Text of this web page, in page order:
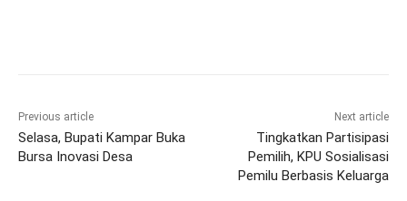
Previous article
Selasa, Bupati Kampar Buka
Bursa Inovasi Desa
Next article
Tingkatkan Partisipasi
Pemilih, KPU Sosialisasi
Pemilu Berbasis Keluarga